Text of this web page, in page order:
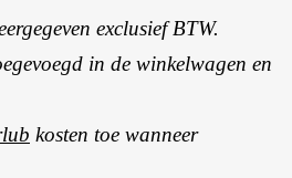
exclusief BTW.
in de winkelwagen en
kosten toe wanneer